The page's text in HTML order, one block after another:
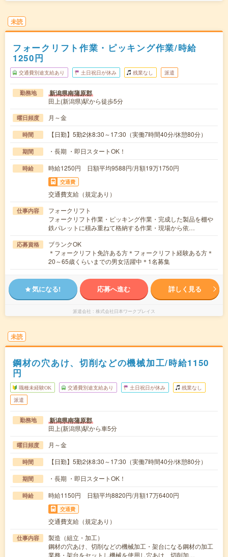
未読
フォークリフト作業・ピッキング作業/時給
1250円
交通費別途支給あり 土日祝日が休み 残業なし 派遣
勤務地 新潟県南蒲原郡
田上(新潟県)駅から徒歩5分
曜日頻度 月～金
時間 【日勤】5勤2休8:30～17:30（実働7時間40分/休憩80分）
期間 ・長期 ・即日スタートOK！
時給 時給1250円 日額平均9588円/月額19万1750円
交通費
交通費支給（規定あり）
仕事内容
フォークリフト
フォークリフト作業・ピッキング作業・完成した製品を棚や
鉄パレットに積み重ねて格納する作業・現場から依…
応募資格
ブランクOK
＊フォークリフト免許ある方＊フォークリフト経験ある方＊
20～65歳くらいまでの男女活躍中＊1名募集
気になる! 応募へ進む 詳しく見る
派遣会社 株式会社日本ワークプレイス
未読
鋼材の穴あけ、切削などの機械加工/時給1150
円
職種未経験OK 交通費別途支給あり 土日祝日が休み 残業なし
派遣
勤務地 新潟県南蒲原郡
田上(新潟県)駅から車5分
曜日頻度 月～金
時間 【日勤】5勤2休8:30～17:30（実働7時間40分/休憩80分）
期間 ・長期 ・即日スタートOK！
時給 時給1150円 日額平均8820円/月額17万6400円
交通費
交通費支給（規定あり）
仕事内容
製造（組立・加工）
鋼材の穴あけ、切削などの機械加工・架台になる鋼材の加工
業務・架台をセットし機械を使用し穴あけ、切削加…